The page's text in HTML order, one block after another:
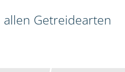
Getreidearten